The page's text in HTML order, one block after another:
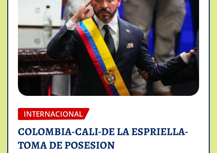
INTERNACIONAL
COLOMBIA-CALI-DE LA ESPRIELLA-
TOMA DE POSESION